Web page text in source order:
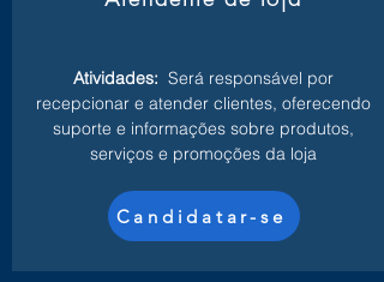
Atividades: Será responsável por
recepcionar e atender clientes, oferecendo
suporte e informações sobre produtos,
serviços e promoções da loja
Candidatar-se